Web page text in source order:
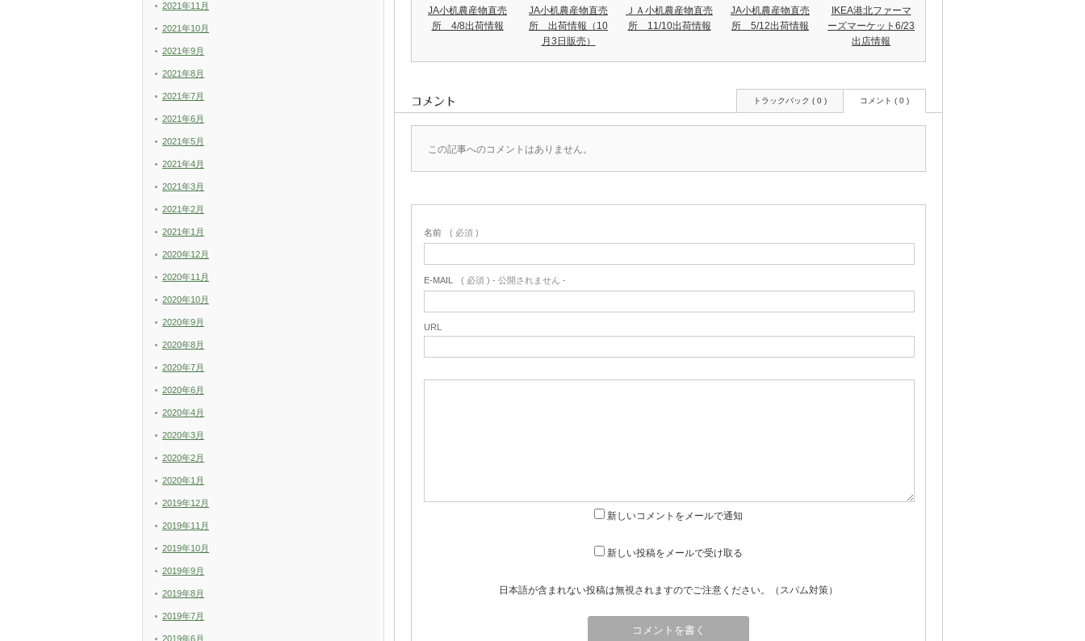
JA小机農産物直売
所 4/8出荷情報
JA小机農産物直売
所 出荷情報（10
月3日販売）
ＪＡ小机農産物直売
所 11/10出荷情報
JA小机農産物直売
所 5/12出荷情報
IKEA港北ファーマ
ーズマーケット6/23
出店情報
コメント トラックバック ( 0 ) コメント ( 0 )
この記事へのコメントはありません。
名前 ( 必須 )
E-MAIL ( 必須 ) - 公開されません -
URL
新しいコメントをメールで通知
新しい投稿をメールで受け取る
日本語が含まれない投稿は無視されますのでご注意ください。（スパム対策）
2021年11月
2021年10月
2021年9月
2021年8月
2021年7月
2021年6月
2021年5月
2021年4月
2021年3月
2021年2月
2021年1月
2020年12月
2020年11月
2020年10月
2020年9月
2020年8月
2020年7月
2020年6月
2020年4月
2020年3月
2020年2月
2020年1月
2019年12月
2019年11月
2019年10月
2019年9月
2019年8月
2019年7月
2019年6月